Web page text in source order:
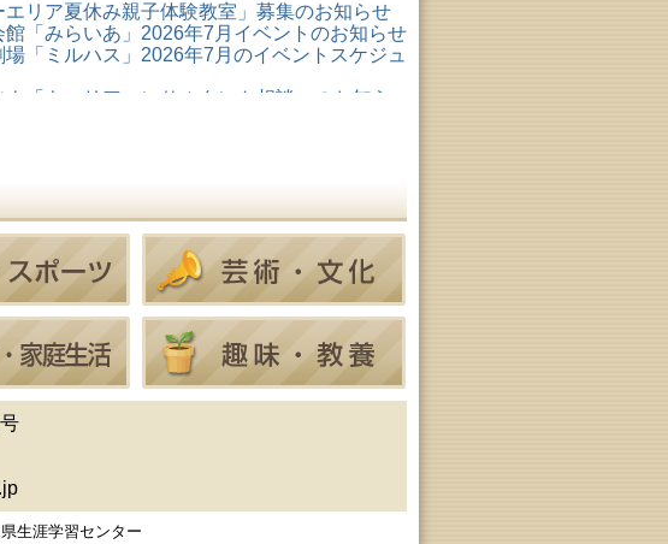
)
へ
た
キ
)
)
り
)
～
)
)
へ
リア夏休み親子体験教室」募集のお知らせ
「みらいあ」2026年7月イベントのお知らせ
「ミルハス」2026年7月のイベントスケジュ
「キャリアコンサルタント相談」のお知ら
生涯学習センター